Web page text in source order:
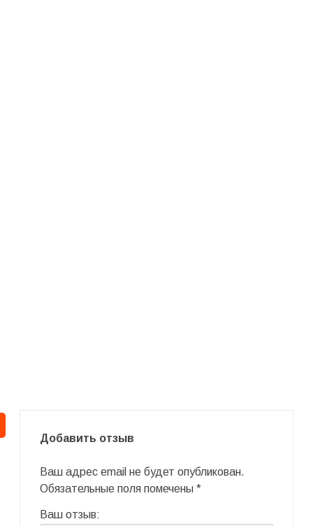
Добавить отзыв
Ваш адрес email не будет опубликован.
Обязательные поля помечены *
Ваш отзыв: